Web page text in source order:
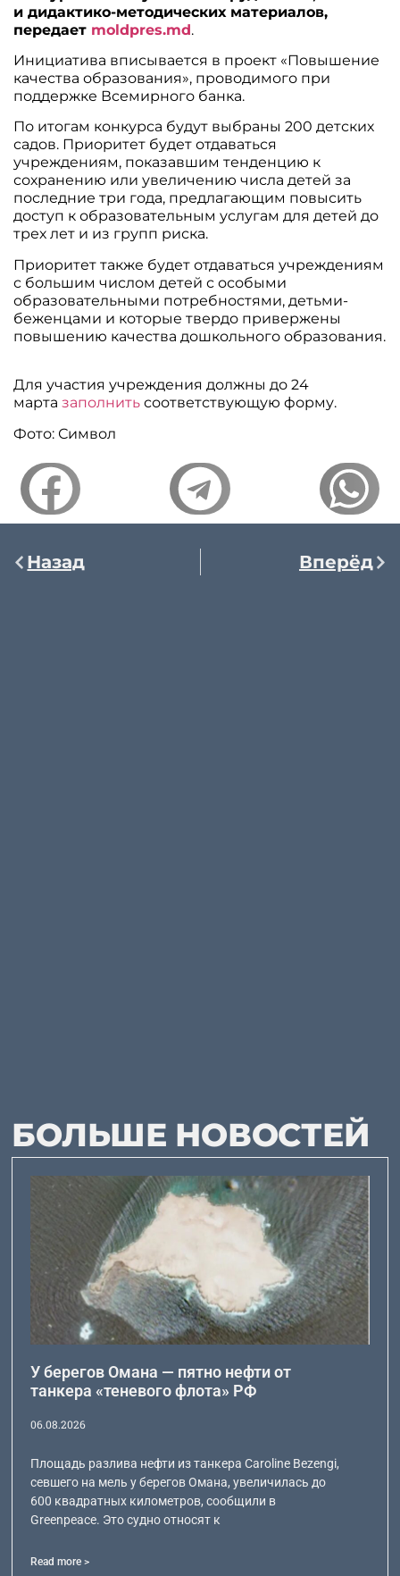
и дидактико-методических материалов,
передает moldpres.md.
Инициатива вписывается в проект «Повышение
качества образования», проводимого при
поддержке Всемирного банка.
По итогам конкурса будут выбраны 200 детских
садов. Приоритет будет отдаваться
учреждениям, показавшим тенденцию к
сохранению или увеличению числа детей за
последние три года, предлагающим повысить
доступ к образовательным услугам для детей до
трех лет и из групп риска.
Приоритет также будет отдаваться учреждениям
с большим числом детей с особыми
образовательными потребностями, детьми-
беженцами и которые твердо привержены
повышению качества дошкольного образования.
Для участия учреждения должны до 24
мартазаполнитьсоответствующую форму.
Фото: Символ
Назад Вперёд
БОЛЬШЕ НОВОСТЕЙ
У берегов Омана — пятно нефти от
танкера «теневого флота» РФ
06.08.2026
Площадь разлива нефти из танкера Caroline Bezengi,
севшего на мель у берегов Омана, увеличилась до
600 квадратных километров, сообщили в
Greenpeace. Это судно относят к
Read more >